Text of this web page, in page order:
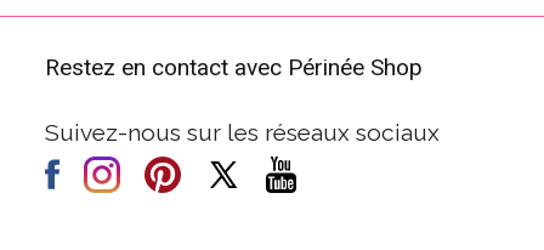
Restez en contact avec Périnée Shop
Suivez-nous sur les réseaux sociaux